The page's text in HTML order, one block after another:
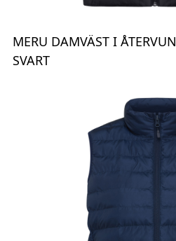
MERU DAMVÄST I
SVART